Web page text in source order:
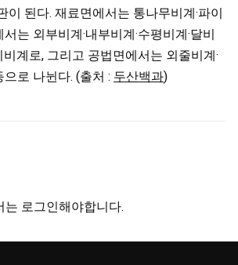
이 된다. 재료면에서는 통나무비계·파이
는 외부비계·내부비계·수평비계·달비
비계로, 그리고 공법면에서는 외줄비계·
으로 나뉜다. (출처 : 두산백과)
는 로그인해야합니다.